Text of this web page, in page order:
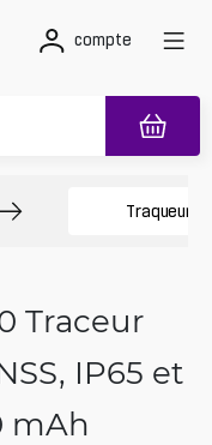
compte
Traqueurs
Traceur
IP65 et
mAh